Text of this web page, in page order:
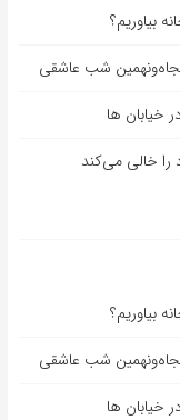
بیاوریم؟
شب عاشقی
خیابان ها
را خالی می‌کند
بیاوریم؟
شب عاشقی
خیابان ها